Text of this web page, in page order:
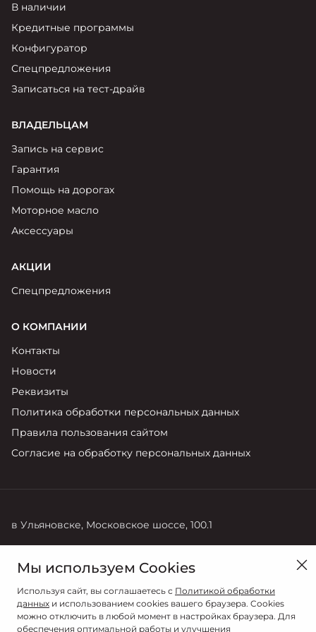
В наличии
Кредитные программы
Конфигуратор
Спецпредложения
Записаться на тест-драйв
ВЛАДЕЛЬЦАМ
Запись на сервис
Гарантия
Помощь на дорогах
Моторное масло
Аксессуары
АКЦИИ
Спецпредложения
О КОМПАНИИ
Контакты
Новости
Реквизиты
Политика обработки персональных данных
Правила пользования сайтом
Согласие на обработку персональных данных
в Ульяновске, Московское шоссе, 100.1
8 (8422) 27-83-83
Мы используем Cookies
Используя сайт, вы соглашаетесь с Политикой обработки
данных и использованием cookies вашего браузера. Cookies
можно отключить в любой момент в настройках браузера. Для
обеспечения оптимальной работы и улучшения